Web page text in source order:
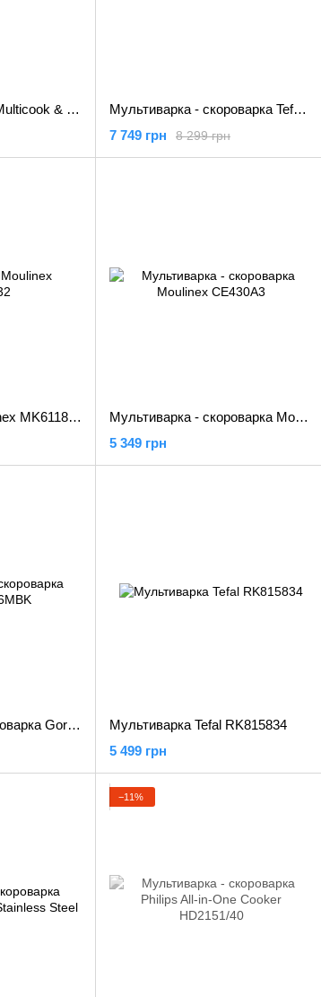
Мультиварка Tefal Multicook & Stir IH RK905A34
Мультиварка - скороварка Tefal COOK4ME+ CY851130
8 299 грн
7 749 грн
Мультиварка Moulinex MK611832
Мультиварка - скороварка Moulinex CE430A3
5 349 грн
Мультиварка - скороварка Gorenje MC6MBK
Мультиварка Tefal RK815834
5 499 грн
−11%